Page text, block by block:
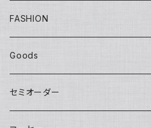
Yuko bag
Huge bag
Sisal
Sisal round
Sisal pochette
Banana
Other
Flat
Embroidery（刺繍）
LOVE
マチ付き
Big pouch
Small pouch
FASHION
Adult
One piece
Overalls
Kids
Goods
Hat
セミオーダー